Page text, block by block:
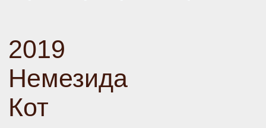
2019
Немезида
Кот